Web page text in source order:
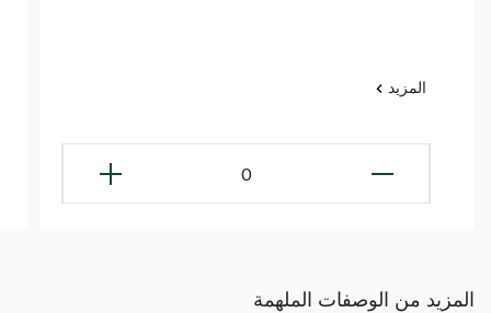
المزيد
0
المزيد من الوصفات الملهمة